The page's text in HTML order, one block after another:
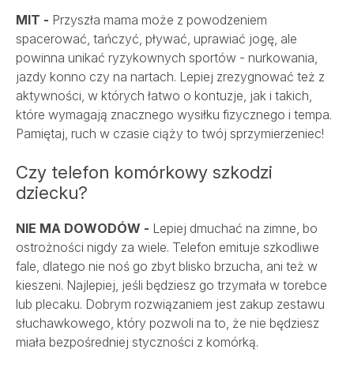
MIT - Przyszła mama może z powodzeniem
spacerować, tańczyć, pływać, uprawiać jogę, ale
powinna unikać ryzykownych sportów - nurkowania,
jazdy konno czy na nartach. Lepiej zrezygnować też z
aktywności, w których łatwo o kontuzje, jak i takich,
które wymagają znacznego wysiłku fizycznego i tempa.
Pamiętaj, ruch w czasie ciąży to twój sprzymierzeniec!
Czy telefon komórkowy szkodzi
dziecku?
NIE MA DOWODÓW - Lepiej dmuchać na zimne, bo
ostrożności nigdy za wiele. Telefon emituje szkodliwe
fale, dlatego nie noś go zbyt blisko brzucha, ani też w
kieszeni. Najlepiej, jeśli będziesz go trzymała w torebce
lub plecaku. Dobrym rozwiązaniem jest zakup zestawu
słuchawkowego, który pozwoli na to, że nie będziesz
miała bezpośredniej styczności z komórką.